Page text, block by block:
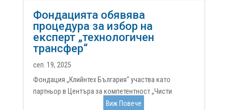
Фондацията обявява
процедура за избор на
експерт „технологичен
трансфер“
сеп. 19, 2025
Фондация „Клийнтех България“ участва като
партньор в Центъра за компетентност „Чисти
технологии за устойчива околна среда – води,
Виж Повече